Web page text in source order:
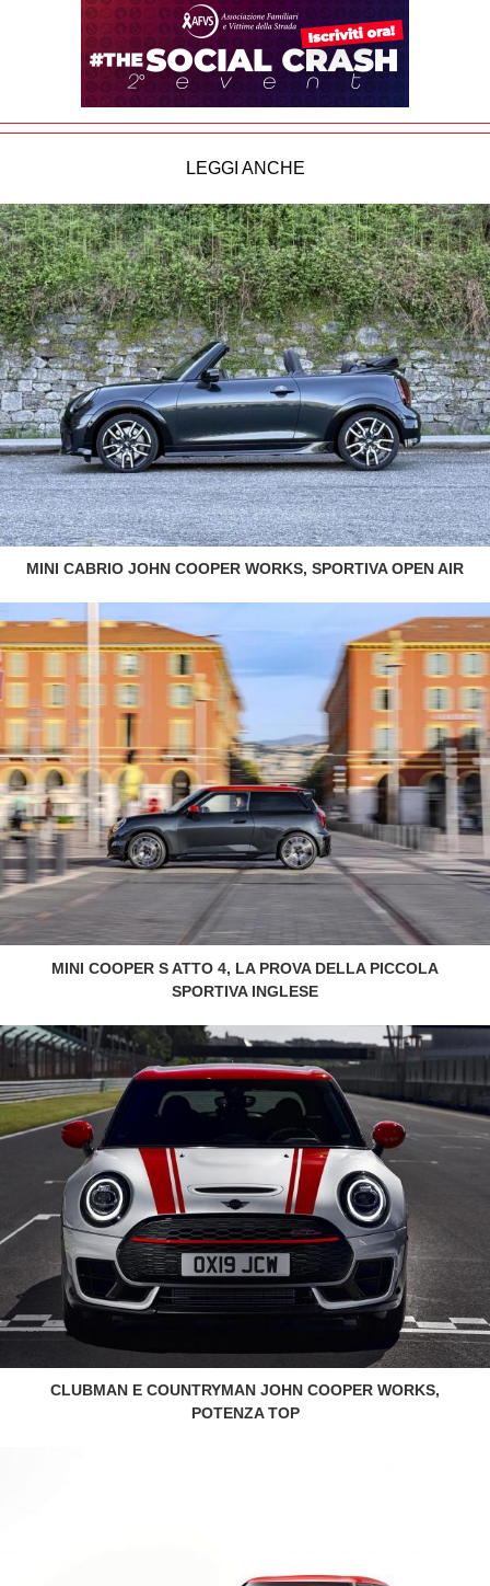
LEGGI ANCHE
MINI CABRIO JOHN COOPER WORKS, SPORTIVA OPEN AIR
MINI COOPER S ATTO 4, LA PROVA DELLA PICCOLA
SPORTIVA INGLESE
CLUBMAN E COUNTRYMAN JOHN COOPER WORKS,
POTENZA TOP